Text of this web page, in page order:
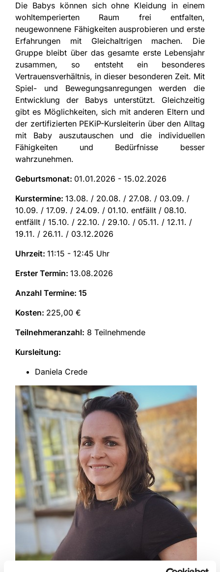
Die Babys können sich ohne Kleidung in einem
wohltemperierten Raum frei entfalten,
neugewonnene Fähigkeiten ausprobieren und erste
Erfahrungen mit Gleichaltrigen machen. Die
Gruppe bleibt über das gesamte erste Lebensjahr
zusammen, so entsteht ein besonderes
Vertrauensverhältnis, in dieser besonderen Zeit. Mit
Spiel- und Bewegungsanregungen werden die
Entwicklung der Babys unterstützt. Gleichzeitig
gibt es Möglichkeiten, sich mit anderen Eltern und
der zertifizierten PEKiP-Kursleiterin über den Alltag
mit Baby auszutauschen und die individuellen
Fähigkeiten und Bedürfnisse besser
wahrzunehmen.
Geburtsmonat: 01.01.2026 - 15.02.2026
Kurstermine: 13.08. / 20.08. / 27.08. / 03.09. /
10.09. / 17.09. / 24.09. / 01.10. entfällt / 08.10.
entfällt / 15.10. / 22.10. / 29.10. / 05.11. / 12.11. /
19.11. / 26.11. / 03.12.2026
Uhrzeit: 11:15 - 12:45 Uhr
Erster Termin: 13.08.2026
Anzahl Termine: 15
Kosten: 225,00 €
Teilnehmeranzahl: 8 Teilnehmende
Kursleitung:
Daniela Crede